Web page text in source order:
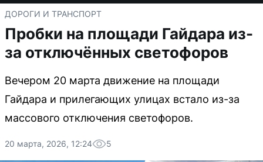
ДОРОГИ И ТРАНСПОРТ
Пробки на площади Гайдара из-
за отключённых светофоров
Вечером 20 марта движение на площади
Гайдара и прилегающих улицах встало из-за
массового отключения светофоров.
20 марта, 2026, 12:24 5